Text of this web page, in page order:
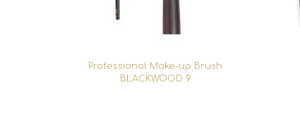
Professional Make-up Brush
BLACKWOOD 9